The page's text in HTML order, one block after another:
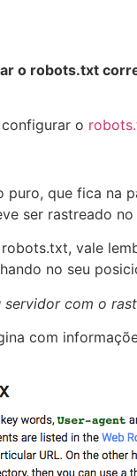
o robots.txt
o
que fica na
ser rastreado
vale
no seu
servidor com o
com